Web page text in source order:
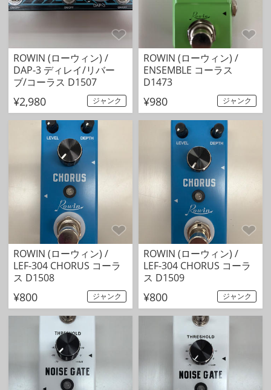
ROWIN (ローウィン) /
DAP-3 ディレイ/リバー
ブ/コーラス D1507
¥2,980 ジャンク
ROWIN (ローウィン) /
ENSEMBLE コーラス
D1473
¥980 ジャンク
ROWIN (ローウィン) /
LEF-304 CHORUS コーラ
ス D1508
¥800 ジャンク
ROWIN (ローウィン) /
LEF-304 CHORUS コーラ
ス D1509
¥800 ジャンク